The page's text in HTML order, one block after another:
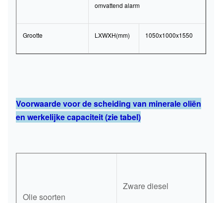
omvattend alarm
Grootte LXWXH(mm) 1050x1000x1550
Voorwaarde voor de scheiding van minerale oliën
en werkelijke capaciteit (zie tabel)
Olie soorten
Zware diesel